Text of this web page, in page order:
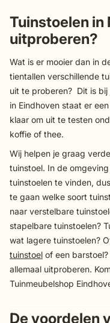
Tuinstoelen in
uitproberen?
Wat is er mooier dan in
tientallen verschillende
uit te proberen? Dit is bij
in Eindhoven staat er
klaar om uit te testen
koffie of thee.
Wij helpen je graag
tuinstoel. In de
tuinstoelen te vinden,
te gaan welke soort
naar verstelbare
stapelbare tuinstoelen?
wat lagere tuinstoelen?
tuinstoel of een
allemaal uitproberen.
Tuinmeubelshop
De voordelen